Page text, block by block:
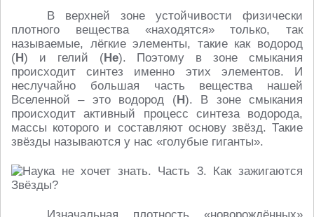
В верхней зоне устойчивости физически
плотного вещества «находятся» только, так
называемые, лёгкие элементы, такие как водород
(H) и гелий (He). Поэтому в зоне смыкания
происходит синтез именно этих элементов. И
неслучайно большая часть вещества нашей
Вселенной – это водород (Н). В зоне смыкания
происходит активный процесс синтеза водорода,
массы которого и составляют основу звёзд. Такие
звёзды называются у нас «голубые гиганты».